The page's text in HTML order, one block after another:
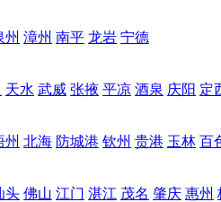
州 漳州 南平 龙岩 宁德
天水 武威 张掖 平凉 酒泉 庆阳 定
州 北海 防城港 钦州 贵港 玉林 百
头 佛山 江门 湛江 茂名 肇庆 惠州